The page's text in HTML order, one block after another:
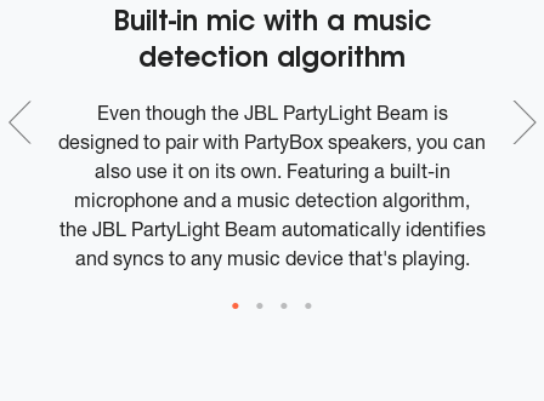
Built-in mic with a music
detection algorithm
Even though the JBL PartyLight Beam is
designed to pair with PartyBox speakers, you can
also use it on its own. Featuring a built-in
microphone and a music detection algorithm,
the JBL PartyLight Beam automatically identifies
and syncs to any music device that's playing.